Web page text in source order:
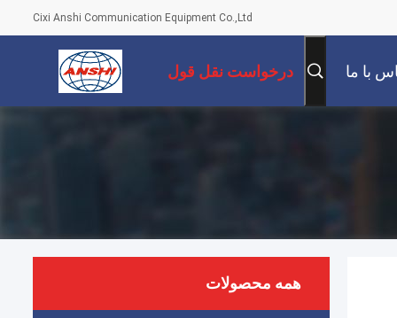
Cixi Anshi Communication Equipment Co.,Ltd
با ما درخواست نقل قول
همه محصولات